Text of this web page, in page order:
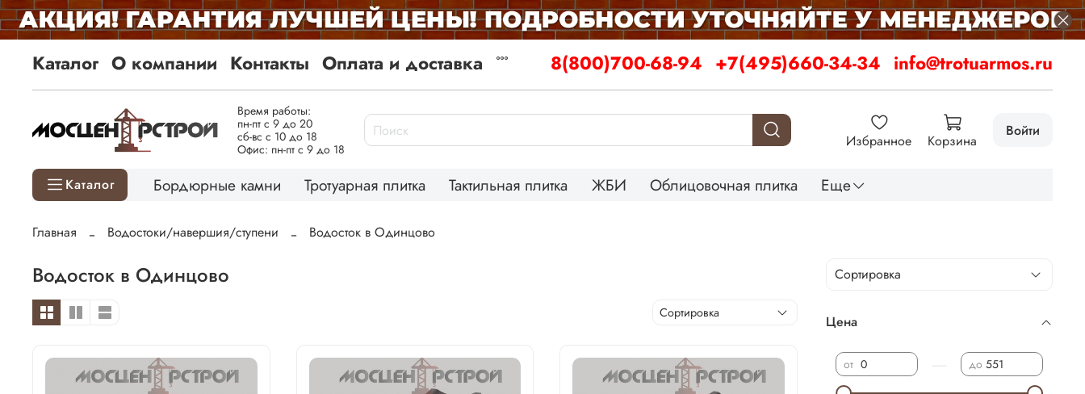
Каталог О компании Контакты Оплата и доставка 8(800)700-68-94 +7(495)660-34-34 info@trotuarmos.ru
Время работы:
пн-пт с 9 до 20
сб-вс с 10 до 18
Офис: пн-пт с 9 до 18
Избранное Корзина
Войти
Каталог Бордюрные камни Тротуарная плитка Тактильная плитка ЖБИ Облицовочная плитка Еще
Главная Водостоки/навершия/ступени Водосток в Одинцово
Водосток в Одинцово
Цена
от до